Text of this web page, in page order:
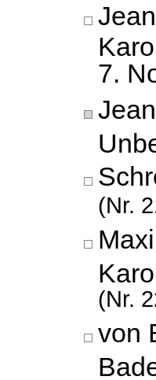
7.
(Nr.
(Nr.
von